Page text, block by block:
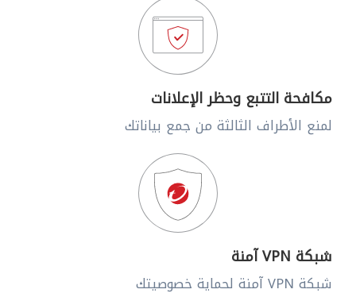
مكافحة التتبع وحظر الإعلانات
لمنع الأطراف الثالثة من جمع بياناتك
شبكة VPN آمنة
شبكة VPN آمنة لحماية خصوصيتك